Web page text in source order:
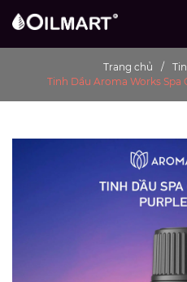
Trang chủ
Tinh Dầu Aroma Works